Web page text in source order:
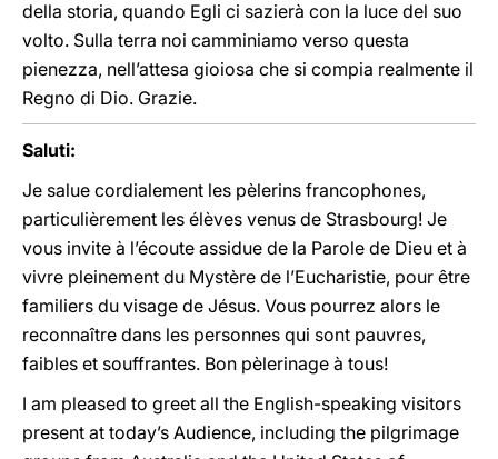
della storia, quando Egli ci sazierà con la luce del suo
volto. Sulla terra noi camminiamo verso questa
pienezza, nell’attesa gioiosa che si compia realmente il
Regno di Dio. Grazie.
Saluti:
Je salue cordialement les pèlerins francophones,
particulièrement les élèves venus de Strasbourg! Je
vous invite à l’écoute assidue de la Parole de Dieu et à
vivre pleinement du Mystère de l’Eucharistie, pour être
familiers du visage de Jésus. Vous pourrez alors le
reconnaître dans les personnes qui sont pauvres,
faibles et souffrantes. Bon pèlerinage à tous!
I am pleased to greet all the English-speaking visitors
present at today’s Audience, including the pilgrimage